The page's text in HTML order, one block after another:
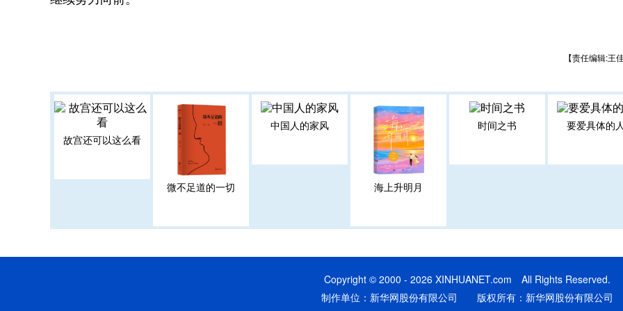
【责任编辑:王
故宫还可以这么看
微不足道的一切
中国人的家风
海上升明月
时间之书 要爱具体的人
Copyright © 2000 - 2026 XINHUANET.com All Rights Reserved.
制作单位：新华网股份有限公司 版权所有：新华网股份有限公司